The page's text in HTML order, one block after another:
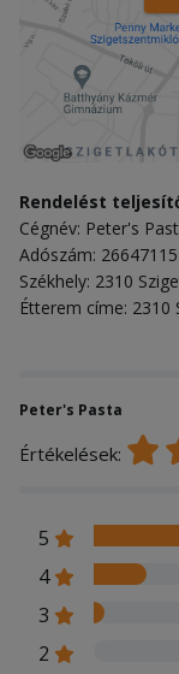
Rendelést
Cégnév: Peter's
Adószám:
Székhely: 2310
Étterem címe: 2310
Peter's Pasta
Értékelések:
5
4
3
2